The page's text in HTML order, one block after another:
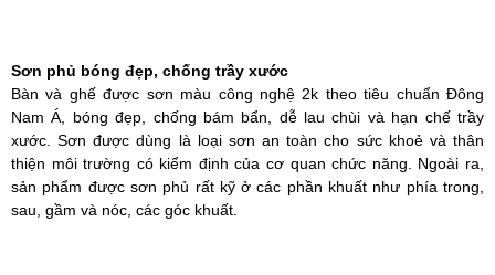
Sơn phủ bóng đẹp, chống trầy xước
Bàn và ghế được sơn màu công nghệ 2k theo tiêu chuẩn Đông
Nam Á, bóng đẹp, chống bám bẩn, dễ lau chùi và hạn chế trầy
xước. Sơn được dùng là loại sơn an toàn cho sức khoẻ và thân
thiện môi trường có kiểm định của cơ quan chức năng. Ngoài ra,
sản phẩm được sơn phủ rất kỹ ở các phần khuất như phía trong,
sau, gầm và nóc, các góc khuất.